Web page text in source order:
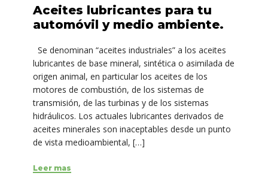
Aceites lubricantes para tu
automóvil y medio ambiente.
Se denominan “aceites industriales” a los aceites
lubricantes de base mineral, sintética o asimilada de
origen animal, en particular los aceites de los
motores de combustión, de los sistemas de
transmisión, de las turbinas y de los sistemas
hidráulicos. Los actuales lubricantes derivados de
aceites minerales son inaceptables desde un punto
de vista medioambiental, […]
Leer mas